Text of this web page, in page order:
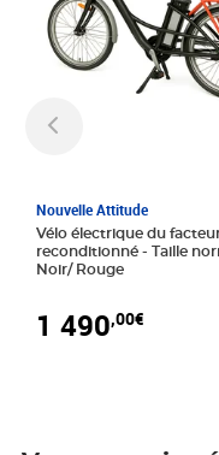
Nouvelle Attitude
Vélo électrique du
reconditionné - Taille normale -
Noir/ Rouge
1 490,00€